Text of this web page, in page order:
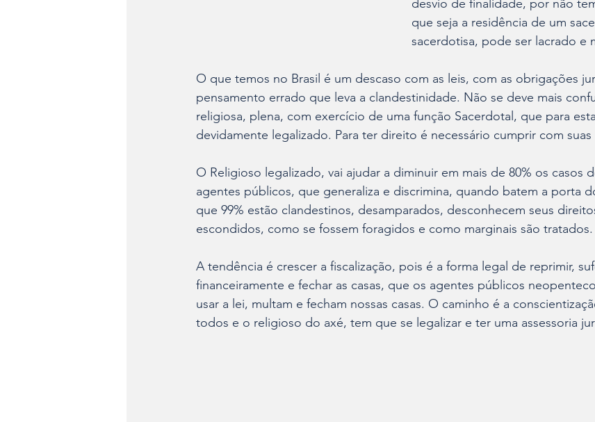
desvio de finalidade, por não
que seja a residência de um
sacerdotisa, pode ser lacrado e
O que temos no Brasil é um descaso com as leis, com as obrigações
pensamento errado que leva a clandestinidade. Não se deve mais
religiosa, plena, com exercício de uma função Sacerdotal, que para
devidamente legalizado. Para ter direito é necessário cumprir com
O Religioso legalizado, vai ajudar a diminuir em mais de 80% os casos
agentes públicos, que generaliza e discrimina, quando batem a porta
que 99% estão clandestinos, desamparados, desconhecem seus
escondidos, como se fossem foragidos e como marginais são tratados.
A tendência é crescer a fiscalização, pois é a forma legal de reprimir,
financeiramente e fechar as casas, que os agentes públicos
usar a lei, multam e fecham nossas casas. O caminho é a
todos e o religioso do axé, tem que se legalizar e ter uma assessoria